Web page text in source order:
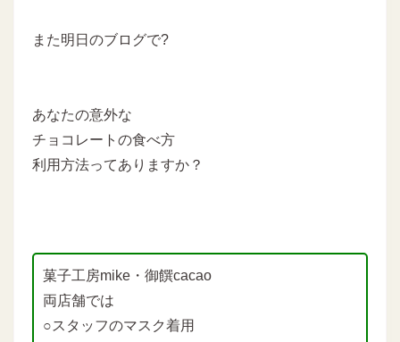
また明日のブログで?
あなたの意外な
チョコレートの食べ方
利用方法ってありますか？
菓子工房mike・御饌cacao
両店舗では
○スタッフのマスク着用